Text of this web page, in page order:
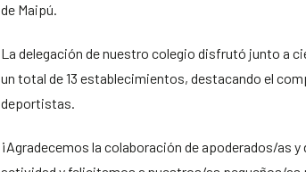
de Maipú.
La delegación de nuestro colegio disfrutó junto a
un total de 13 establecimientos, destacando el
deportistas.
¡Agradecemos la colaboración de apoderados/as